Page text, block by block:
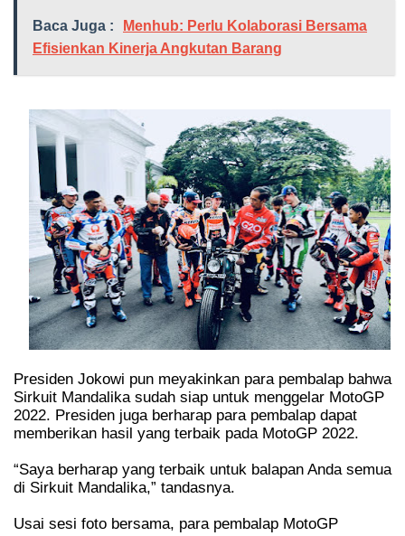
Baca Juga :
Menhub: Perlu Kolaborasi Bersama
Efisienkan Kinerja Angkutan Barang
Presiden Jokowi pun meyakinkan para pembalap bahwa
Sirkuit Mandalika sudah siap untuk menggelar MotoGP
2022. Presiden juga berharap para pembalap dapat
memberikan hasil yang terbaik pada MotoGP 2022.
“Saya berharap yang terbaik untuk balapan Anda semua
di Sirkuit Mandalika,” tandasnya.
Usai sesi foto bersama, para pembalap MotoGP